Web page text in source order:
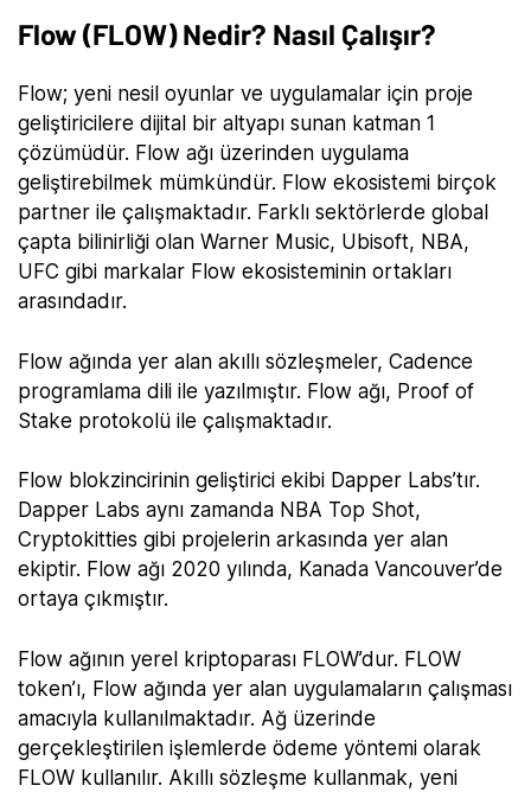
Flow (FLOW) Nedir? Nasıl Çalışır?
Flow; yeni nesil oyunlar ve uygulamalar için proje
geliştiricilere dijital bir altyapı sunan katman 1
çözümüdür. Flow ağı üzerinden uygulama
geliştirebilmek mümkündür. Flow ekosistemi birçok
partner ile çalışmaktadır. Farklı sektörlerde global
çapta bilinirliği olan Warner Music, Ubisoft, NBA,
UFC gibi markalar Flow ekosisteminin ortakları
arasındadır.
Flow ağında yer alan akıllı sözleşmeler, Cadence
programlama dili ile yazılmıştır. Flow ağı, Proof of
Stake protokolü ile çalışmaktadır.
Flow blokzincirinin geliştirici ekibi Dapper Labs’tır.
Dapper Labs aynı zamanda NBA Top Shot,
Cryptokitties gibi projelerin arkasında yer alan
ekiptir. Flow ağı 2020 yılında, Kanada Vancouver’de
ortaya çıkmıştır.
Flow ağının yerel kriptoparası FLOW’dur. FLOW
token’ı, Flow ağında yer alan uygulamaların çalışması
amacıyla kullanılmaktadır. Ağ üzerinde
gerçekleştirilen işlemlerde ödeme yöntemi olarak
FLOW kullanılır. Akıllı sözleşme kullanmak, yeni